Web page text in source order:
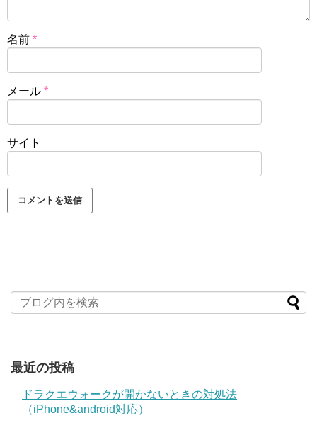
名前 *
メール *
サイト
最近の投稿
ドラクエウォークが開かないときの対処法
（iPhone&android対応）